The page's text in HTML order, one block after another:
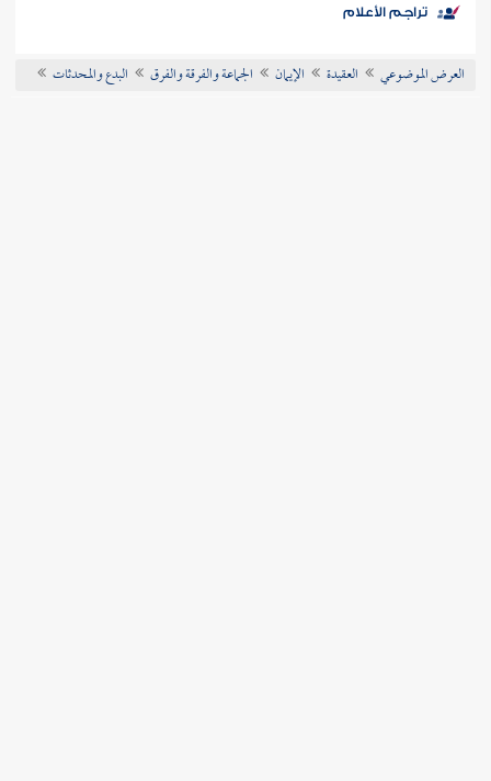
موضوعي
تراجم الأعلام
العرض الموضوعي العقيدة الإيمان الجماعة والفرقة والفرق البدع والمحدثات